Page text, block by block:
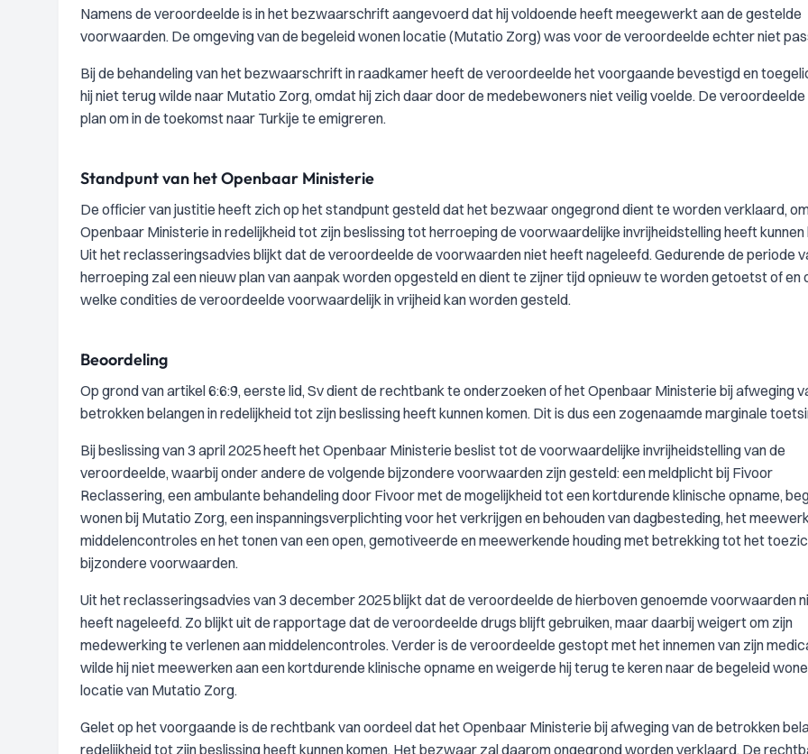
Namens de veroordeelde is in het bezwaarschrift aangevoerd dat hij voldoende heeft meegewerkt aan de gestelde
voorwaarden. De omgeving van de begeleid wonen locatie (Mutatio Zorg) was voor de veroordeelde echter niet
Bij de behandeling van het bezwaarschrift in raadkamer heeft de veroordeelde het voorgaande bevestigd en
hij niet terug wilde naar Mutatio Zorg, omdat hij zich daar door de medebewoners niet veilig voelde. De veroordeelde
plan om in de toekomst naar Turkije te emigreren.
Standpunt van het Openbaar Ministerie
De officier van justitie heeft zich op het standpunt gesteld dat het bezwaar ongegrond dient te worden verklaard,
Openbaar Ministerie in redelijkheid tot zijn beslissing tot herroeping de voorwaardelijke invrijheidstelling heeft kunnen
Uit het reclasseringsadvies blijkt dat de veroordeelde de voorwaarden niet heeft nageleefd. Gedurende de periode
herroeping zal een nieuw plan van aanpak worden opgesteld en dient te zijner tijd opnieuw te worden getoetst of en
welke condities de veroordeelde voorwaardelijk in vrijheid kan worden gesteld.
Beoordeling
Op grond van artikel 6:6:9, eerste lid, Sv dient de rechtbank te onderzoeken of het Openbaar Ministerie bij afweging
betrokken belangen in redelijkheid tot zijn beslissing heeft kunnen komen. Dit is dus een zogenaamde marginale
Bij beslissing van 3 april 2025 heeft het Openbaar Ministerie beslist tot de voorwaardelijke invrijheidstelling van de
veroordeelde, waarbij onder andere de volgende bijzondere voorwaarden zijn gesteld: een meldplicht bij Fivoor
Reclassering, een ambulante behandeling door Fivoor met de mogelijkheid tot een kortdurende klinische opname,
wonen bij Mutatio Zorg, een inspanningsverplichting voor het verkrijgen en behouden van dagbesteding, het
middelencontroles en het tonen van een open, gemotiveerde en meewerkende houding met betrekking tot het
bijzondere voorwaarden.
Uit het reclasseringsadvies van 3 december 2025 blijkt dat de veroordeelde de hierboven genoemde voorwaarden
heeft nageleefd. Zo blijkt uit de rapportage dat de veroordeelde drugs blijft gebruiken, maar daarbij weigert om zijn
medewerking te verlenen aan middelencontroles. Verder is de veroordeelde gestopt met het innemen van zijn
wilde hij niet meewerken aan een kortdurende klinische opname en weigerde hij terug te keren naar de begeleid
locatie van Mutatio Zorg.
Gelet op het voorgaande is de rechtbank van oordeel dat het Openbaar Ministerie bij afweging van de betrokken
redelijkheid tot zijn beslissing heeft kunnen komen. Het bezwaar zal daarom ongegrond worden verklaard. De